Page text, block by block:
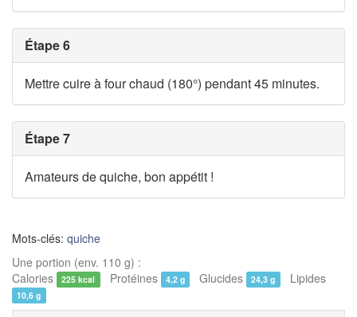
Étape 6
Mettre cuire à four chaud (180°) pendant 45 minutes.
Étape 7
Amateurs de quiche, bon appétit !
Mots-clés: quiche
Une portion (env. 110 g) :
Calories
225 kcal Protéines 4,2 g Glucides 24,3 g Lipides
10,6 g